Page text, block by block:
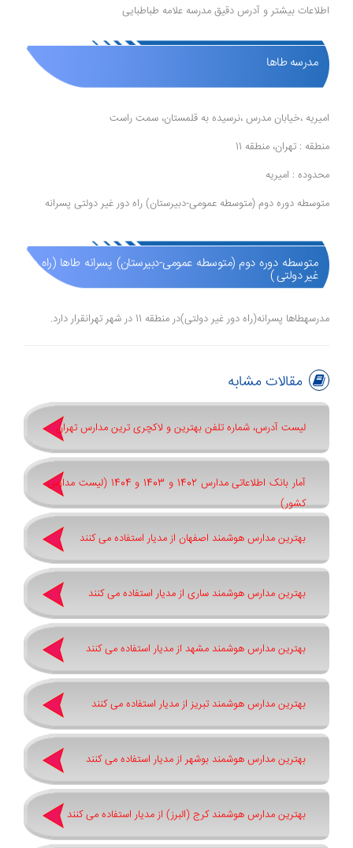
اطلاعات بیشتر و آدرس دقیق مدرسه علامه طباطبایی
مدرسه طاها
امیریه ،خیابان مدرس ،نرسیده به قلمستان، سمت راست
منطقه : تهران، منطقه 11
محدوده : امیریه
متوسطه دوره دوم (متوسطه عمومی-دبیرستان) راه دور غیر دولتی پسرانه
متوسطه دوره دوم (متوسطه عمومی-دبیرستان) پسرانه طاها (راه دور
غیر دولتی )
مدرسهطاها پسرانه(راه دور غیر دولتی)در منطقه 11 در شهر تهرانقرار دارد.
مقالات مشابه
لیست آدرس، شماره تلفن بهترین و لاکچری ترین مدارس تهران
آمار بانک اطلاعاتی مدارس 1402 و 1403 و 1404 (لیست مدارس
کشور)
بهترین مدارس هوشمند اصفهان از مدیار استفاده می کنند
بهترین مدارس هوشمند ساری از مدیار استفاده می کنند
بهترین مدارس هوشمند مشهد از مدیار استفاده می کنند
بهترین مدارس هوشمند تبریز از مدیار استفاده می کنند
بهترین مدارس هوشمند بوشهر از مدیار استفاده می کنند
بهترین مدارس هوشمند کرج (البرز) از مدیار استفاده می کنند